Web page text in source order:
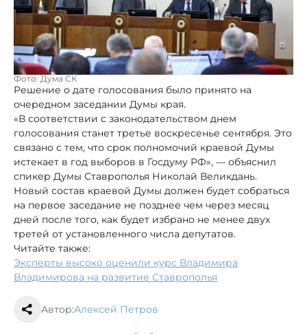
Фото: Дума СК
Решение о дате голосования было принято на
очередном заседании Думы края.
«В соответствии с законодательством днем
голосования станет третье воскресенье сентября. Это
связано с тем, что срок полномочий краевой Думы
истекает в год выборов в Госдуму РФ», — объяснил
спикер Думы Ставрополья Николай Великдань.
Новый состав краевой Думы должен будет собраться
на первое заседание не позднее чем через месяц
дней после того, как будет избрано не менее двух
третей от установленного числа депутатов.
Читайте также:
Эксперты высоко оценили курс Владимира
Владимирова на развитие Ставрополья
Автор:Алексей Петров